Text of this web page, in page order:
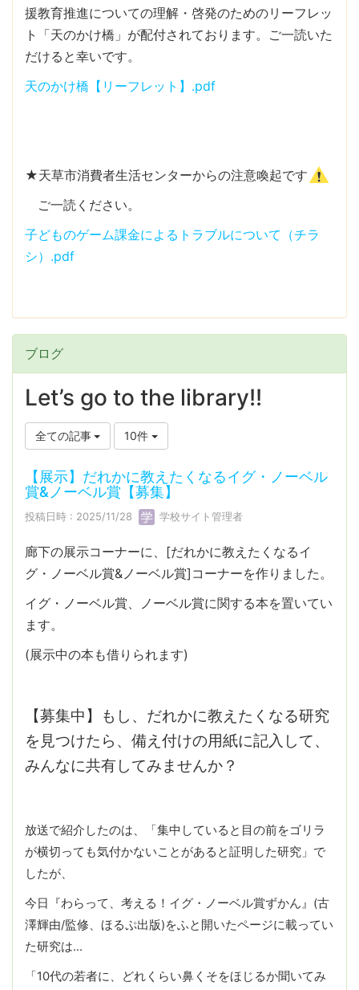
援教育推進についての理解・啓発のためのリーフレッ
ト「天のかけ橋」が配付されております。ご一読いた
だけると幸いです。
天のかけ橋【リーフレット】.pdf
★天草市消費者生活センターからの注意喚起です
ご一読ください。
子どものゲーム課金によるトラブルについて（チラ
シ）.pdf
ブログ
Let’s go to the library!!
全ての記事 10件
【展示】だれかに教えたくなるイグ・ノーベル
賞&ノーベル賞【募集】
投稿日時 : 2025/11/28 学校サイト管理者
廊下の展示コーナーに、[だれかに教えたくなるイ
グ・ノーベル賞&ノーベル賞]コーナーを作りました。
イグ・ノーベル賞、ノーベル賞に関する本を置いてい
ます。
(展示中の本も借りられます)
【募集中】もし、だれかに教えたくなる研究
を見つけたら、備え付けの用紙に記入して、
みんなに共有してみませんか？
放送で紹介したのは、「集中していると目の前をゴリラ
が横切っても気付かないことがあると証明した研究」で
したが、
今日『わらって、考える！イグ・ノーベル賞ずかん』(古
澤輝由/監修、ほるぷ出版)をふと開いたページに載ってい
た研究は…
「10代の若者に、どれくらい鼻くそをほじるか聞いてみ